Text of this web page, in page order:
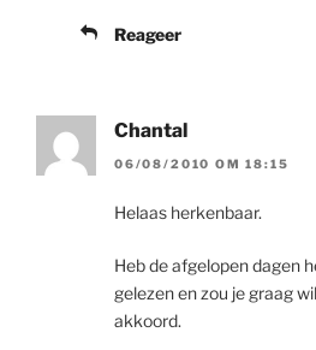
Reageer
Chantal
06/08/2010 OM 18:15
Helaas herkenbaar.
Heb de afgelopen dagen
gelezen en zou je graag
akkoord.